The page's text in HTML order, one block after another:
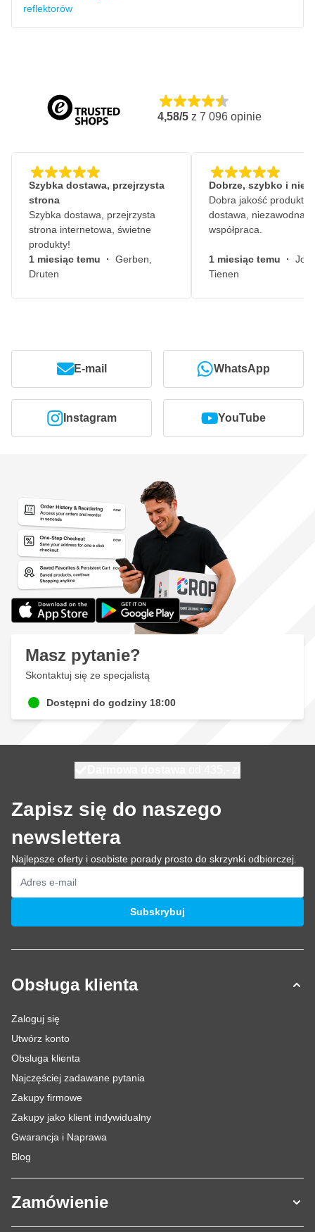
reflektorów
4,58/5 z 7 096 opinie
Szybka dostawa, przejrzysta
strona
Szybka dostawa, przejrzysta
strona internetowa, świetne
produkty!
1 miesiąc temu · Gerben,
Druten
Dobrze, szybko i
Dobra jakość
dostawa, niezawodna
współpraca.
1 miesiąc temu ·
Tienen
E-mail WhatsApp
Instagram YouTube
Masz pytanie?
Skontaktuj się ze specjalistą
Dostępni do godziny 18:00
Zapisz się do naszego
newslettera
Najlepsze oferty i osobiste porady prosto do skrzynki odbiorczej.
Adres e-mail
Subskrybuj
Obsługa klienta
Zaloguj się
Utwórz konto
Obsluga klienta
Najczęściej zadawane pytania
Zakupy firmowe
Zakupy jako klient indywidualny
Gwarancja i Naprawa
Blog
Zamówienie